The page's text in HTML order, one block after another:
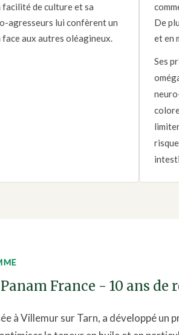
de culture et sa
agresseurs lui confèrent un
aux autres oléagineux.
De
et en
Ses
France - 10 ans de
à Villemur sur Tarn, a développé